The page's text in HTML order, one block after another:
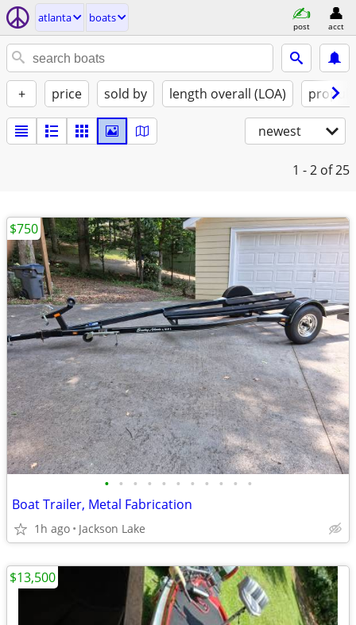
atlanta boats
post acct
+ price sold by length overall (LOA)
newest
1 - 2 of 25
• • • • • • • • • • •
Boat Trailer, Metal Fabrication
1h ago Jackson Lake
$750
$13,500